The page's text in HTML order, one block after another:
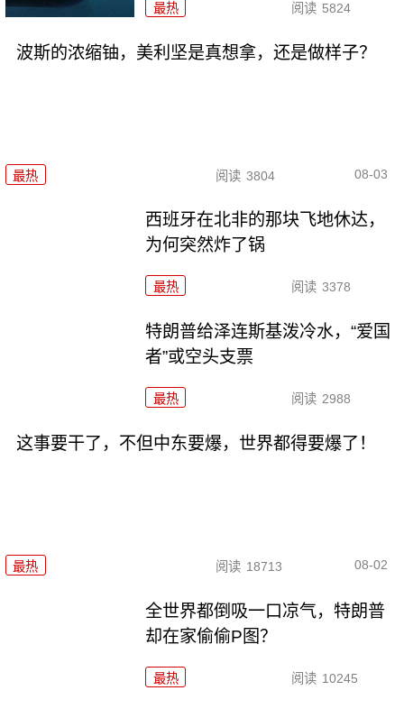
最热 阅读 5824
波斯的浓缩铀，美利坚是真想拿，还是做样子？
最热 阅读 3804 08-03
西班牙在北非的那块飞地休达，
为何突然炸了锅
最热 阅读 3378
特朗普给泽连斯基泼冷水，“爱国
者”或空头支票
最热 阅读 2988
这事要干了，不但中东要爆，世界都得要爆了！
最热 阅读 18713 08-02
全世界都倒吸一口凉气，特朗普
却在家偷偷P图？
最热 阅读 10245